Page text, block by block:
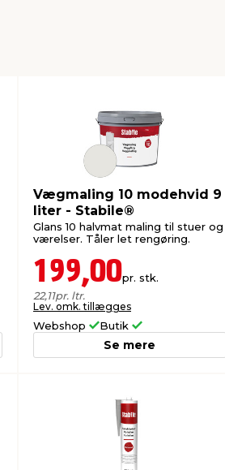
Vægmaling 10 modehvid 9
liter - Stabile®
Glans 10 halvmat maling til stuer og
værelser. Tåler let rengøring.
199,00pr. stk.
22,11pr. ltr.
Lev. omk. tillægges
Webshop Butik
Se mere